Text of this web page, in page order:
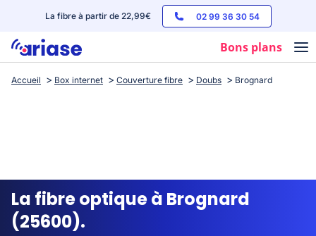
La fibre à partir de 22,99€ 02 99 36 30 54
Bons plans
Box internet
Streaming
Accueil Box internet Couverture fibre Doubs Brognard
La fibre optique à Brognard
(25600).